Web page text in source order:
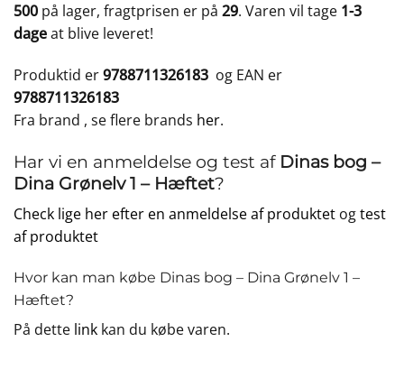
500 på lager, fragtprisen er på 29. Varen vil tage 1-3
dageat blive leveret!
Produktid er9788711326183 og EAN er
9788711326183
Fra brand , se flere brands her.
Har vi en anmeldelse og test af Dinas bog –
Dina Grønelv 1 – Hæftet?
Check lige her efter en anmeldelse af produktet ogtest
af produktet
Hvor kan man købe Dinas bog – Dina Grønelv 1 –
Hæftet?
På dette link kan du købe varen.